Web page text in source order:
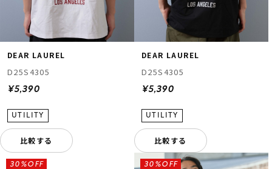
DEAR LAUREL
D25S4305
¥5,390
比較する
DEAR LAUREL
D25S4305
¥5,390
比較する
30%OFF 30%OFF